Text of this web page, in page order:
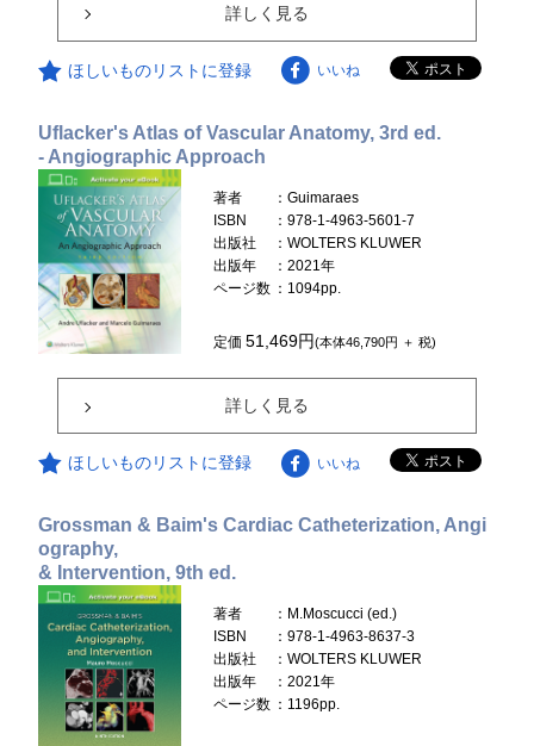
詳しく見る
ほしいものリストに登録 いいね
Uflacker's Atlas of Vascular Anatomy, 3rd ed.
- Angiographic Approach
著者
：Guimaraes
ISBN
：978-1-4963-5601-7
出版社
：WOLTERS KLUWER
出版年
：2021年
ページ数 ：1094pp.
定価51,469円(本体46,790円 ＋ 税)
詳しく見る
ほしいものリストに登録 いいね
Grossman & Baim's Cardiac Catheterization, Angi
ography,
& Intervention, 9th ed.
著者
：M.Moscucci (ed.)
ISBN
：978-1-4963-8637-3
出版社
：WOLTERS KLUWER
出版年
：2021年
ページ数 ：1196pp.